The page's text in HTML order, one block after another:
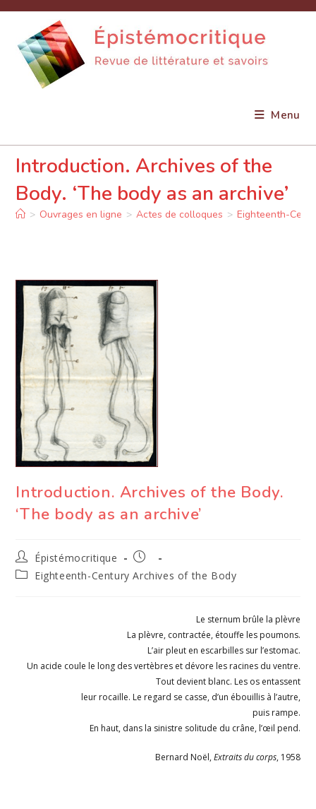
content
Menu
Introduction. Archives of the
Body. ‘The body as an archive’
> Ouvrages en ligne > Actes de colloques > Eighteenth-
Introduction. Archives of the Body.
‘The body as an archive’
Auteur/autrice
de
la
Épistémocritique
Publication
publiée :
PostEighteenth-Century Archives of the Body
Le sternum brûle la plèvre
La plèvre, contractée, étouffe les poumons.
L’air pleut en escarbilles sur l’estomac.
Un acide coule le long des vertèbres et dévore les racines du ventre.
Tout devient blanc. Les os entassent
leur rocaille. Le regard se casse, d’un ébouillis à l’autre,
puis rampe.
En haut, dans la sinistre solitude du crâne, l’œil pend.
Bernard Noël,Extraits du corps, 1958